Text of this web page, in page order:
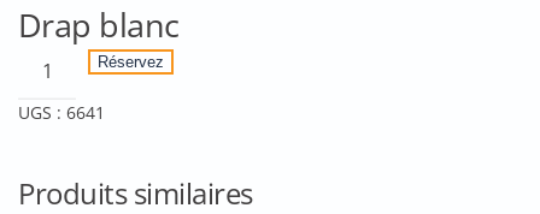
Drap blanc
quantité
Drap
Réservez
UGS : 6641
Produits similaires